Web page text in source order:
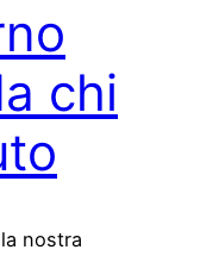
chi
nostra